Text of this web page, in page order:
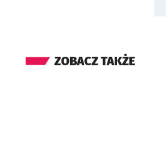
ZOBACZ TAKŻE